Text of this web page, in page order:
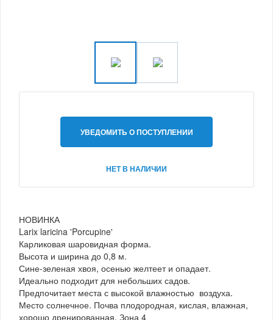
УВЕДОМИТЬ О ПОСТУПЛЕНИИ
НЕТ В НАЛИЧИИ
НОВИНКА
Larix laricina 'Porcupine'
Карликовая шаровидная форма.
Высота и ширина до 0,8 м.
Сине-зеленая хвоя, осенью желтеет и опадает.
Идеально подходит для небольших садов.
Предпочитает места с высокой влажностью воздуха.
Место солнечное. Почва плодородная, кислая, влажная,
хорошо дренированная. Зона 4